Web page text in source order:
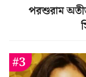
পরশুরাম